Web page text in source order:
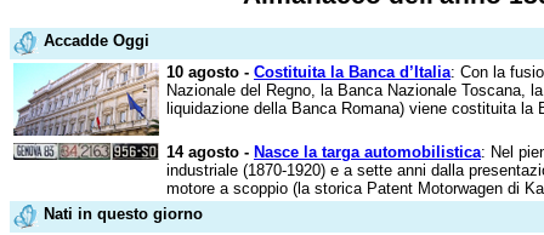
Accadde Oggi
10 agosto - Costituita la Banca d’Italia: Con la
Nazionale del Regno, la Banca Nazionale Toscana,
liquidazione della Banca Romana) viene costituita la
14 agosto - Nasce la targa automobilistica: Nel
industriale (1870-1920) e a sette anni dalla
motore a scoppio (la storica Patent Motorwagen di
Nati in questo giorno